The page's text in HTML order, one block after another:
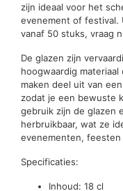
zijn ideaal voor het
evenement of festival.
vanaf 50 stuks, vraag
De glazen zijn
hoogwaardig
maken deel uit van
zodat je een bewuste
gebruik zijn de glazen
herbruikbaar, wat ze
evenementen,
Specificaties:
Inhoud: 18 cl